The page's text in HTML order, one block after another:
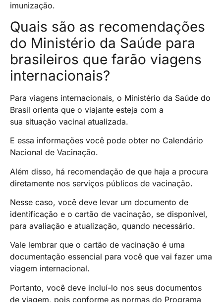
imunização.
Quais são as recomendações
do Ministério da Saúde para
brasileiros que farão viagens
internacionais?
Para viagens internacionais, o Ministério da Saúde do
Brasil orienta que o viajante esteja com a
sua situação vacinal atualizada.
E essa informações você pode obter no Calendário
Nacional de Vacinação.
Além disso, há recomendação de que haja a procura
diretamente nos serviços públicos de vacinação.
Nesse caso, você deve levar um documento de
identificação e o cartão de vacinação, se disponível,
para avaliação e atualização, quando necessário.
Vale lembrar que o cartão de vacinação é uma
documentação essencial para você que vai fazer uma
viagem internacional.
Portanto, você deve incluí-lo nos seus documentos
de viagem, pois conforme as normas do Programa